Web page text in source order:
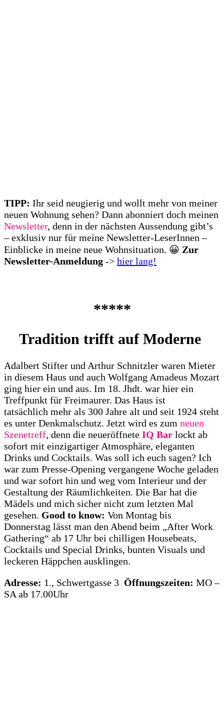
TIPP: Ihr seid neugierig und wollt mehr von meiner
neuen Wohnung sehen? Dann abonniert doch meinen
Newsletter, denn in der nächsten Aussendung gibt’s
– exklusiv nur für meine Newsletter-LeserInnen –
Einblicke in meine neue Wohnsituation. 😀 Zur
Newsletter-Anmeldung -> hier lang!
*****
Tradition trifft auf Moderne
Adalbert Stifter und Arthur Schnitzler waren Mieter
in diesem Haus und auch Wolfgang Amadeus Mozart
ging hier ein und aus. Im 18. Jhdt. war hier ein
Treffpunkt für Freimaurer. Das Haus ist
tatsächlich mehr als 300 Jahre alt und seit 1924 steht
es unter Denkmalschutz. Jetzt wird es zum neuen
Szenetreff, denn die neueröffnete IQ Bar lockt ab
sofort mit einzigartiger Atmosphäre, eleganten
Drinks und Cocktails. Was soll ich euch sagen? Ich
war zum Presse-Opening vergangene Woche geladen
und war sofort hin und weg vom Interieur und der
Gestaltung der Räumlichkeiten. Die Bar hat die
Mädels und mich sicher nicht zum letzten Mal
gesehen. Good to know: Von Montag bis
Donnerstag lässt man den Abend beim „After Work
Gathering“ ab 17 Uhr bei chilligen Housebeats,
Cocktails und Special Drinks, bunten Visuals und
leckeren Häppchen ausklingen.
Adresse: 1., Schwertgasse 3 Öffnungszeiten: MO –
SA ab 17.00Uhr